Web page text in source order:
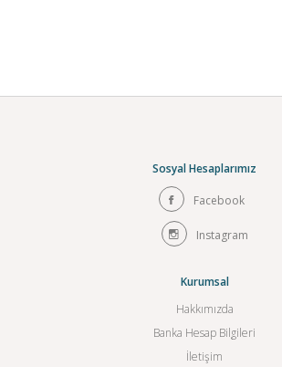
Sosyal Hesaplarımız
Facebook
Instagram
Kurumsal
Hakkımızda
Banka Hesap Bilgileri
İletişim